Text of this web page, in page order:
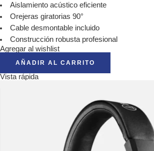
Aislamiento acústico eficiente
Orejeras giratorias 90°
Cable desmontable incluido
Construcción robusta profesional
Agregar al wishlist
AÑADIR AL CARRITO
Vista rápida